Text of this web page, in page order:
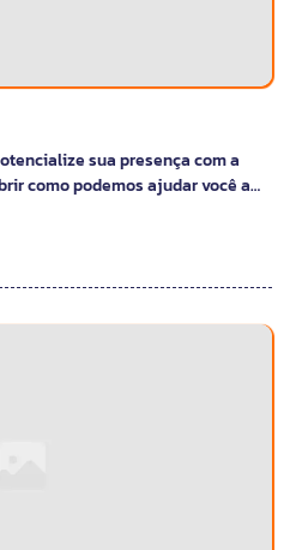
sua presença com a
como podemos ajudar você a…